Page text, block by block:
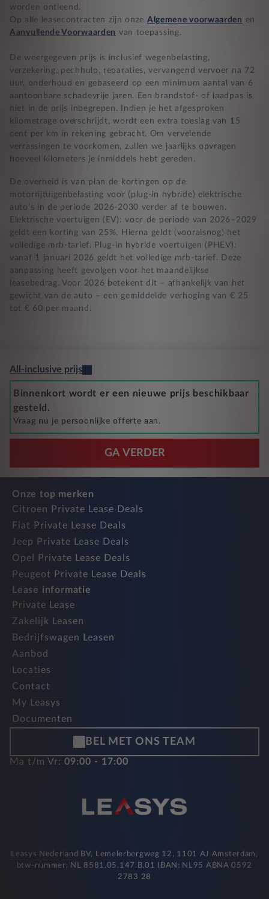
Zekerheid bij klachten
worden ontleend.
Op alle leasecontracten zijn onze Algemene voorwaarden en
Aanvullende Voorwaarden van toepassing.
De weergegeven prijs is inclusief wegenbelasting,
verzekering, pechhulp, reparaties, vervangend vervoer na 72
uur, onderhoud en gebaseerd op een minimum aantal van 6
aantoonbare schadevrije jaren. Een brandstof- of laadpas is
niet in de prijs inbegrepen. Indien je het afgesproken
kilometrage overschrijdt, wordt een extra toeslag van 15
cent per km in rekening gebracht. Om vervelende
verrassingen te voorkomen, zullen we jaarlijks opvragen
hoeveel kilometers je inmiddels hebt gereden.
De overheid is van plan de kortingen op de
motorrijtuigenbelasting voor (plug-in hybride) elektrische
auto’s in de periode 2026-2030 verder af te bouwen.
Elektrische voertuigen (EV): voor de periode van 2026–2029
geldt een korting van 25%. Hierna geldt (vooralsnog) het
volledige mrb-tarief. Plug-in hybride voertuigen (PHEV):
vanaf 1 januari 2026 geldt het volledige mrb-tarief. Deze
aanpassing heeft gevolgen voor het maandelijkse
leasebedrag. Voor 2026 betekent dit – afhankelijk van het
gewicht van de auto – een gemiddelde verhoging van € 25
tot € 60 per maand.
All-inclusive prijs
Binnenkort wordt er een nieuwe prijs beschikbaar
gesteld.
Vraag nu je persoonlijke offerte aan.
GA VERDER
Onze top merken
Citroen Private Lease Deals
Fiat Private Lease Deals
Jeep Private Lease Deals
Opel Private Lease Deals
Peugeot Private Lease Deals
Lease informatie
Private Lease
Zakelijk Leasen
Bedrijfswagen Leasen
Aanbod
Locaties
Contact
My Leasys
Documenten
BEL MET ONS TEAM
Ma t/m Vr: 09:00 - 17:00
Leasys Nederland BV, Lemelerbergweg 12, 1101 AJ Amsterdam,
btw-nummer: NL 8581.05.147.B.01 IBAN: NL95 ABNA 0592
2783 28